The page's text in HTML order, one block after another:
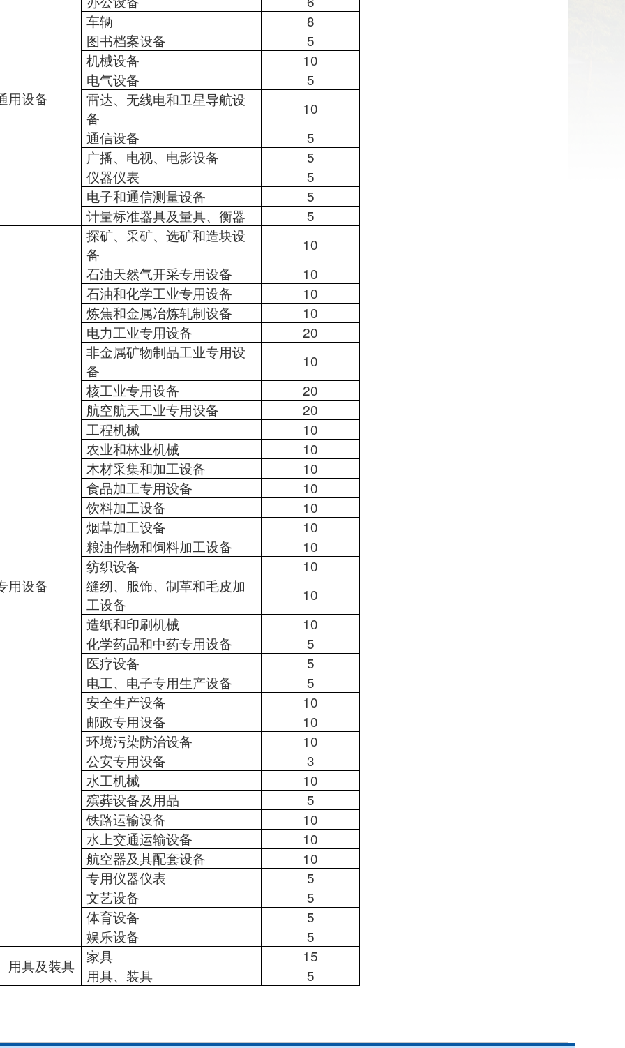
用设备
车辆
8
图书档案设备
5
机械设备
10
电气设备
5
雷达、无线电和卫星导航设
备
10
通信设备
5
广播、电视、电影设备
5
仪器仪表
5
电子和通信测量设备
5
计量标准器具及量具、衡器
5
用设备
探矿、采矿、选矿和造块设
备
10
石油天然气开采专用设备
10
石油和化学工业专用设备
10
炼焦和金属冶炼轧制设备
10
电力工业专用设备
20
非金属矿物制品工业专用设
备
10
核工业专用设备
20
航空航天工业专用设备
20
工程机械
10
农业和林业机械
10
木材采集和加工设备
10
食品加工专用设备
10
饮料加工设备
10
烟草加工设备
10
粮油作物和饲料加工设备
10
纺织设备
10
缝纫、服饰、制革和毛皮加
工设备
10
造纸和印刷机械
10
化学药品和中药专用设备
5
医疗设备
5
电工、电子专用生产设备
5
安全生产设备
10
邮政专用设备
10
环境污染防治设备
10
公安专用设备
3
水工机械
10
殡葬设备及用品
5
铁路运输设备
10
水上交通运输设备
10
航空器及其配套设备
10
专用仪器仪表
5
文艺设备
5
体育设备
5
娱乐设备
5
用具及装具
家具
15
用具、装具
5